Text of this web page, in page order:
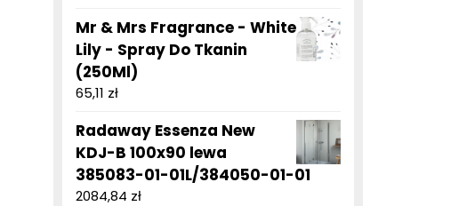
Mr & Mrs Fragrance - White
Lily - Spray Do Tkanin
(250Ml)
65,11 zł
Radaway Essenza New
KDJ-B 100x90 lewa
385083-01-01L/384050-01-01
2084,84 zł